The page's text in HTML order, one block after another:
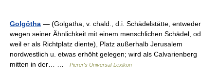
Golgŏtha — (Golgatha, v. chald., d.i. Schädelstätte, entweder
wegen seiner Ähnlichkeit mit einem menschlichen Schädel, od.
weil er als Richtplatz diente), Platz außerhalb Jerusalem
nordwestlich u. etwas erhöht gelegen; wird als Calvarienberg
mitten in der… …
Pierer's Universal-Lexikon